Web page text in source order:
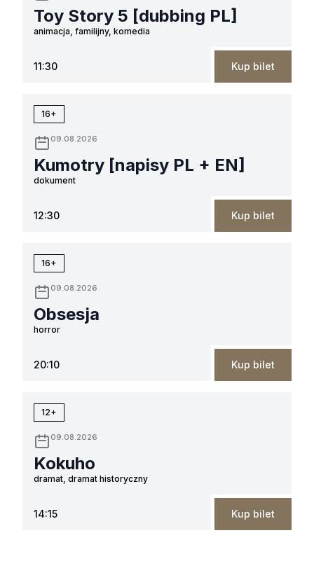
Toy Story 5 [dubbing PL]
animacja, familijny, komedia
11:30 Kup bilet
16+
09.08.2026
Kumotry [napisy PL + EN]
dokument
12:30 Kup bilet
16+
09.08.2026
Obsesja
horror
20:10 Kup bilet
12+
09.08.2026
Kokuho
dramat, dramat historyczny
14:15 Kup bilet